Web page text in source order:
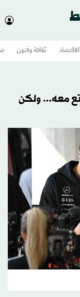
الاقتصاد ثقافة وفنون
معه... ولكن